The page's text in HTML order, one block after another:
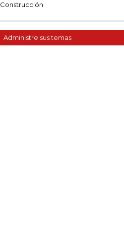
Construcción
Administre sus temas